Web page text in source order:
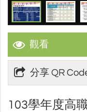
觀看
分享 QR
103學年度高